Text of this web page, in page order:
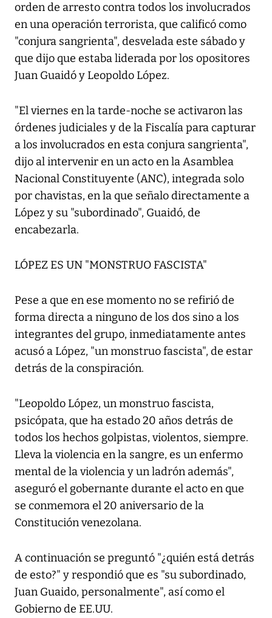
orden de arresto contra todos los involucrados
en una operación terrorista, que calificó como
"conjura sangrienta", desvelada este sábado y
que dijo que estaba liderada por los opositores
Juan Guaidó y Leopoldo López.
"El viernes en la tarde-noche se activaron las
órdenes judiciales y de la Fiscalía para capturar
a los involucrados en esta conjura sangrienta",
dijo al intervenir en un acto en la Asamblea
Nacional Constituyente (ANC), integrada solo
por chavistas, en la que señalo directamente a
López y su "subordinado", Guaidó, de
encabezarla.
LÓPEZ ES UN "MONSTRUO FASCISTA"
Pese a que en ese momento no se refirió de
forma directa a ninguno de los dos sino a los
integrantes del grupo, inmediatamente antes
acusó a López, "un monstruo fascista", de estar
detrás de la conspiración.
"Leopoldo López, un monstruo fascista,
psicópata, que ha estado 20 años detrás de
todos los hechos golpistas, violentos, siempre.
Lleva la violencia en la sangre, es un enfermo
mental de la violencia y un ladrón además",
aseguró el gobernante durante el acto en que
se conmemora el 20 aniversario de la
Constitución venezolana.
A continuación se preguntó "¿quién está detrás
de esto?" y respondió que es "su subordinado,
Juan Guaido, personalmente", así como el
Gobierno de EE.UU.